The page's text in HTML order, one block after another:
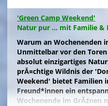
'Green Camp Weekend'
Natur pur ... mit Familie &
Warum an Wochenenden
Unmittelbar vor den
absolut einzigartiges
prĂ¤chtige Wildnis der
Weekend' bietet Familien
Freund*innen ein
Wochenende im GrĂźnen